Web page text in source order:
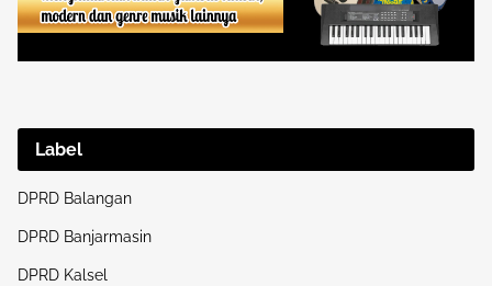
Label
DPRD Balangan
DPRD Banjarmasin
DPRD Kalsel